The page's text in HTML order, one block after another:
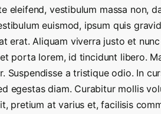
eleifend, vestibulum massa non,
euismod, ipsum quis
erat. Aliquam viverra justo et
porta lorem, id tincidunt libero.
Suspendisse a tristique odio. In
egestas diam. Curabitur mollis
pretium at varius et, facilisis